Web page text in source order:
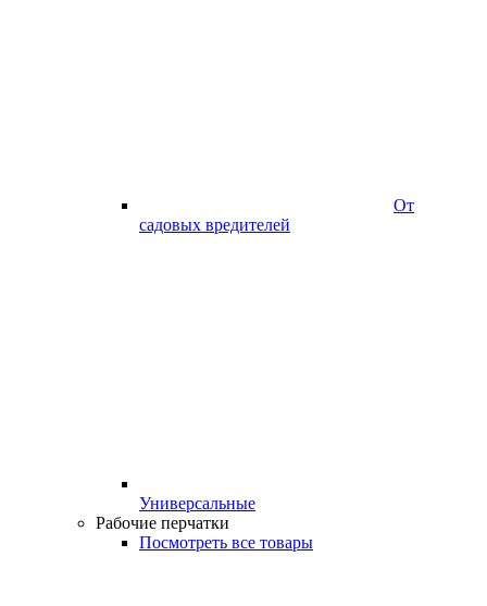
От
садовых вредителей
Универсальные
Рабочие перчатки
Посмотреть все товары